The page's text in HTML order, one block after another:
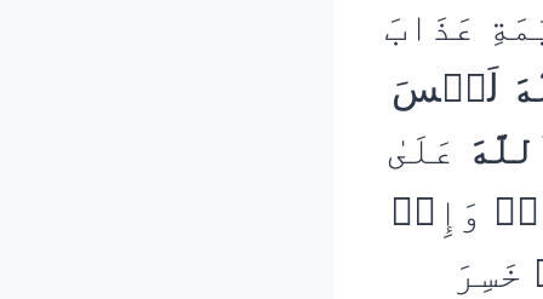
عَذَابَ
لَيۡسَ
عَلَىٰ
وَإِنۡ